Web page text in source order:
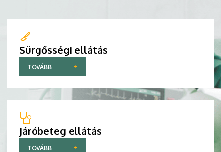
Sürgősségi ellátás
TOVÁBB
Járóbeteg ellátás
TOVÁBB